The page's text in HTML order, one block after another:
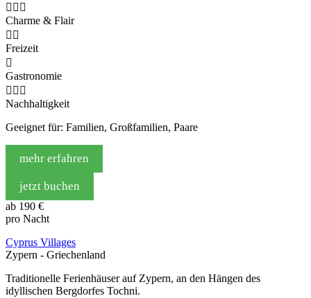
  
Charme & Flair
 
Freizeit

Gastronomie
  
Nachhaltigkeit
Geeignet für: Familien, Großfamilien, Paare
mehr erfahren
jetzt buchen
ab 190 €
pro Nacht
Cyprus Villages
Zypern - Griechenland
Traditionelle Ferienhäuser auf Zypern, an den Hängen des
idyllischen Bergdorfes Tochni.